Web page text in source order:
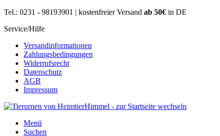
Tel.: 0231 - 98193901 | kostenfreier Versand ab 50€ in DE
Service/Hilfe
Versandinformationen
Zahlungsbedingungen
Widerrufsrecht
Datenschutz
AGB
Impressum
Menü
Suchen